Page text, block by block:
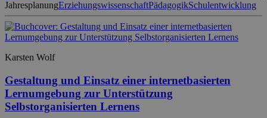
JahresplanungErziehungswissenschaftPädagogikSchulentwicklung
Karsten Wolf
Gestaltung und Einsatz einer internetbasierten
Lernumgebung zur Unterstützung
Selbstorganisierten Lernens